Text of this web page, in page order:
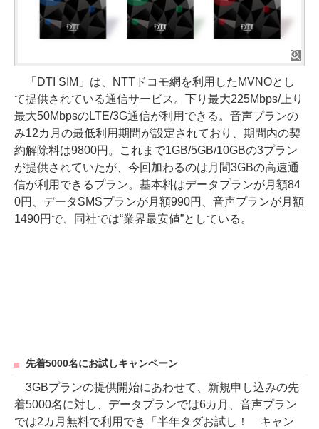
「DTI SIM」は、NTTドコモ網を利用したMVNOとし
て提供されている通信サービス。下り最大225Mbps/上り
最大50MbpsのLTE/3G通信が利用できる。音声プランの
み12カ月の最低利用期間が設定されており、期間内の契
約解除料は9800円。これまで1GB/5GB/10GBの3プラン
が提供されていたが、今回加わるのは月間3GBの高速通
信が利用できるプラン。基本料はデータプランが月額84
0円、データSMSプランが月額990円、音声プランが月額
1490円で、同社では“業界最安値”としている。
先着5000名にお試しキャンペーン
3GBプランの提供開始にあわせて、新規申し込みの先
着5000名に対し、データプランでは6カ月、音声プラン
では2カ月無料で利用でき「半年タダお試し！ キャン